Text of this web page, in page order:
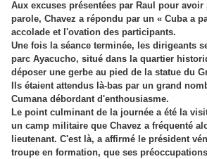
Aux excuses présentées par Raul pour
parole, Chavez a répondu par un « Cuba a
accolade et l'ovation des participants.
Une fois la séance terminée, les dirigeants
parc Ayacucho, situé dans la quartier
déposer une gerbe au pied de la statue du
Ils étaient attendus là-bas par un grand
Cumana débordant d'enthousiasme.
Le point culminant de la journée a été la
un camp militaire que Chavez a fréquenté
lieutenant. C'est là, a affirmé le président
troupe en formation, que ses